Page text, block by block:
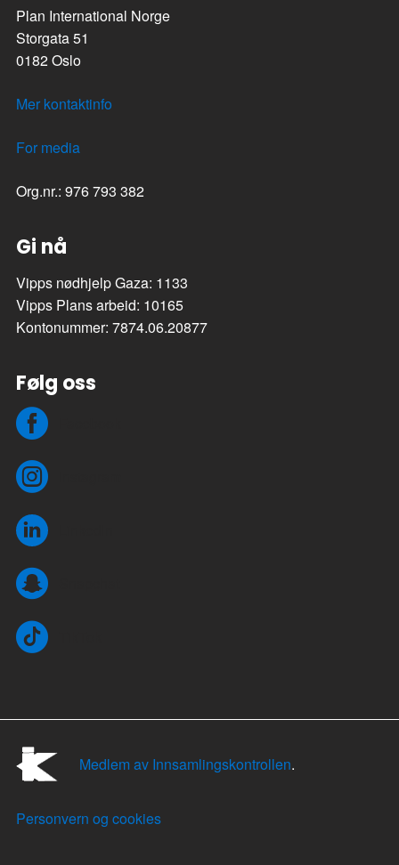
Plan International Norge
Storgata 51
0182 Oslo
Mer kontaktinfo
For media
Org.nr.: 976 793 382
Gi nå
Vipps nødhjelp Gaza: 1133
Vipps Plans arbeid: 10165
Kontonummer: 7874.06.20877
Følg oss
Medlem av Innsamlingskontrollen.
Personvern og cookies